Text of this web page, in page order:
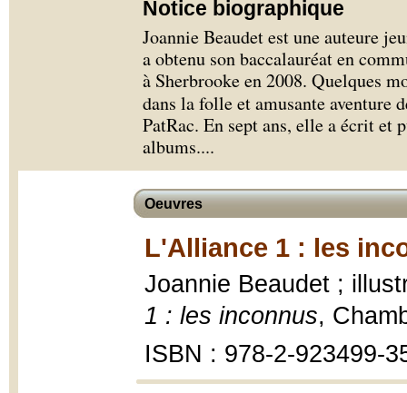
Notice biographique
Joannie Beaudet est une auteure
a obtenu son baccalauréat en
à Sherbrooke en 2008. Quelques
dans la folle et amusante aventure
PatRac. En sept ans, elle a écrit
albums....
Oeuvres
L'Alliance 1 : les
Joannie Beaudet ;
1 : les inconnus,
ISBN : 978-2-923499-